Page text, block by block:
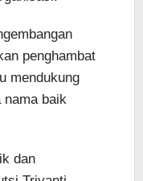
penghambat
mendukung
baik
dan